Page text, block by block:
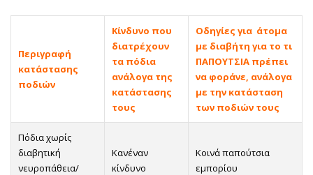
Περιγραφή
κατάστασης
ποδιών
Κίνδυνο που
διατρέχουν
τα πόδια
ανάλογα της
κατάστασης
τους
Οδηγίες για άτομα
με διαβήτη για το τι
ΠΑΠΟΥΤΣΙΑ πρέπει
να φοράνε, ανάλογα
με την κατάσταση
των ποδιών τους
Πόδια χωρίς
διαβητική
νευροπάθεια/
Κανέναν
κίνδυνο
Κοινά παπούτσια
εμπορίου